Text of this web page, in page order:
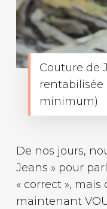
Couture de
rentabilisée
minimum)
De nos jours,
Jeans » pour
« correct »,
maintenant